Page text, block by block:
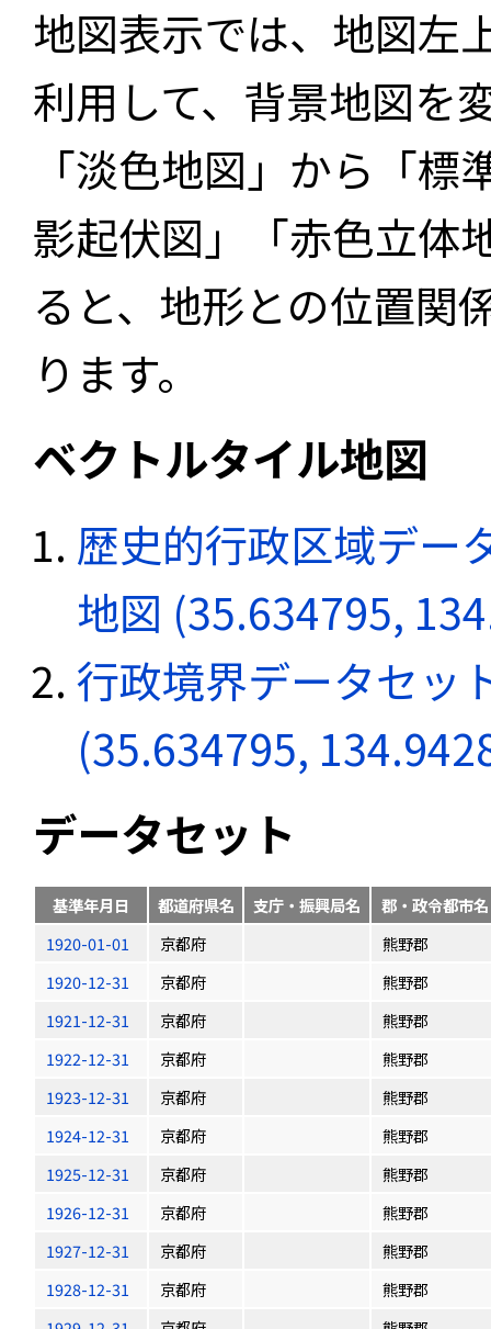
地図表示では、地図左
利用して、背景地図を
「淡色地図」から「
影起伏図」「赤色立体
ると、地形との位置関
ります。
ベクトルタイル地図
歴史的行政区域デー
地図 (35.634795,
行政境界データセッ
(35.634795,
データセット
基準年月日 都道府県名 支庁・振興局名
郡・政令都市名
1920-01-01
京都府
熊野郡
1920-12-31
京都府
熊野郡
1921-12-31
京都府
熊野郡
1922-12-31
京都府
熊野郡
1923-12-31
京都府
熊野郡
1924-12-31
京都府
熊野郡
1925-12-31
京都府
熊野郡
1926-12-31
京都府
熊野郡
1927-12-31
京都府
熊野郡
1928-12-31
京都府
熊野郡